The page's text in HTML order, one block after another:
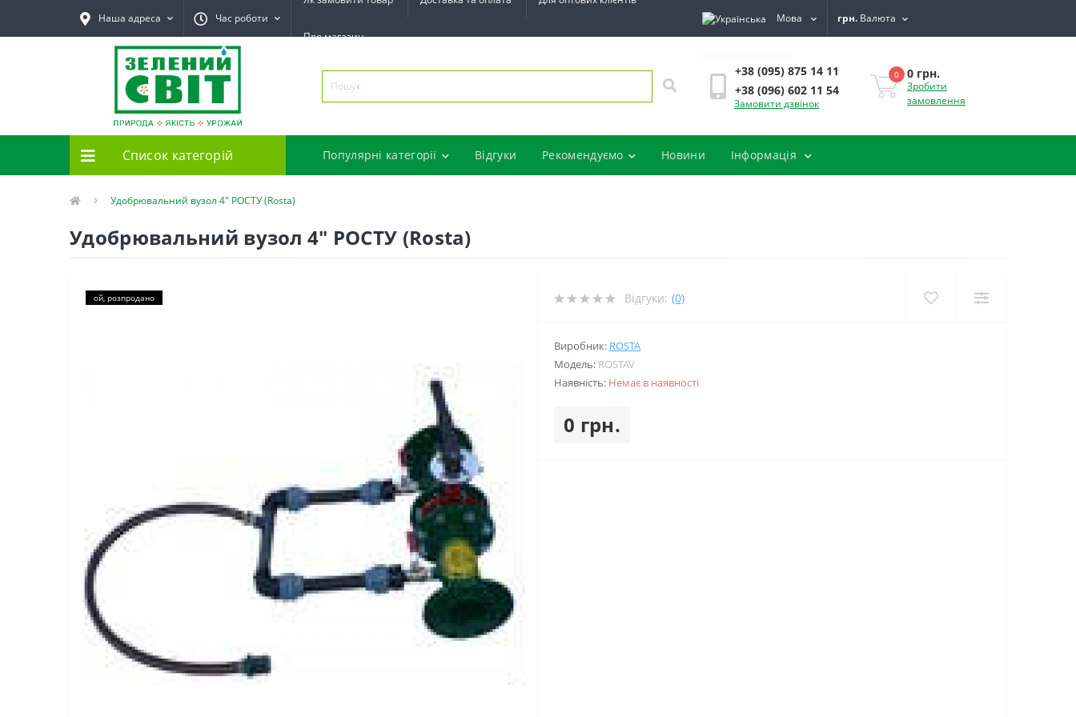
Наша адреса Час роботи
Про магазин
Мова грн. Валюта
+38 (095) 875 14 11
+38 (096) 602 11 54
Замовити дзвінок
0 0 грн.
Зробити
замовлення
Список категорій Популярні категорії Відгуки Рекомендуємо Новини Інформація
Удобрювальний вузол 4" РОСТУ (Rosta)
Удобрювальний вузол 4" РОСТУ (Rosta)
ой, розпродано Відгуки: (0)
Виробник: ROSTA
Модель: ROSTAV
Наявність: Немає в наявності
0 грн.